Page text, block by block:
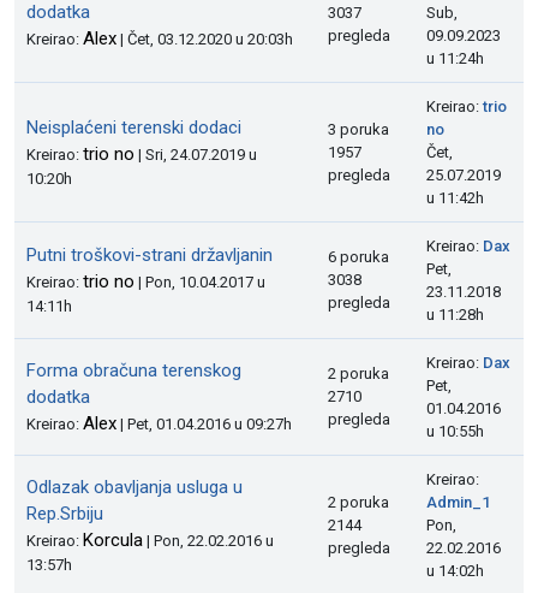
dodatka
Kreirao: Alex | Čet, 03.12.2020 u 20:03h
3037
pregleda
Sub,
09.09.2023
u 11:24h
Neisplaćeni terenski dodaci
Kreirao: trio no | Sri, 24.07.2019 u
10:20h
3 poruka
1957
pregleda
Kreirao:trio
no
Čet,
25.07.2019
u 11:42h
Putni troškovi-strani državljanin
Kreirao: trio no | Pon, 10.04.2017 u
14:11h
6 poruka
3038
pregleda
Kreirao: Dax
Pet,
23.11.2018
u 11:28h
Forma obračuna terenskog
dodatka
Kreirao: Alex | Pet, 01.04.2016 u 09:27h
2 poruka
2710
pregleda
Kreirao: Dax
Pet,
01.04.2016
u 10:55h
Odlazak obavljanja usluga u
Rep.Srbiju
Kreirao: Korcula | Pon, 22.02.2016 u
13:57h
2 poruka
2144
pregleda
Kreirao:
Admin_1
Pon,
22.02.2016
u 14:02h